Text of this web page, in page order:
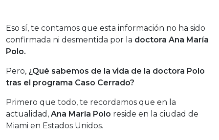
Eso sí, te contamos que esta información no ha sido
confirmada ni desmentida por la doctora Ana María
Polo.
Pero, ¿Qué sabemos de la vida de la doctora Polo
tras el programa Caso Cerrado?
Primero que todo, te recordamos que en la
actualidad, Ana María Polo reside en la ciudad de
Miami en Estados Unidos.